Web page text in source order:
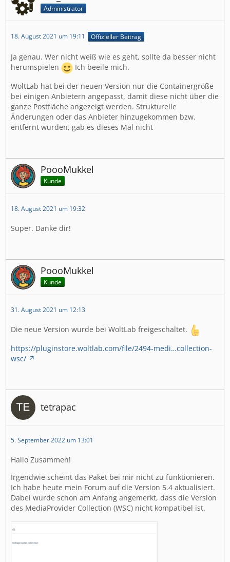
Administrator
18. August 2021 um 19:11 Offizieller Beitrag
Ja genau. Wer nicht weiß wie es geht, sollte da besser nicht
herumspielen
Ich beeile mich.
WoltLab hat bei der neuen Version nur die Containergröße
bei einigen Anbietern angepasst, damit diese nicht über die
ganze Postfläche angezeigt werden. Strukturelle
Änderungen oder das Anbieter hinzugekommen bzw.
entfernt wurden, gab es dieses Mal nicht
PoooMukkel
Kunde
18. August 2021 um 19:32
Super. Danke dir!
PoooMukkel
Kunde
31. August 2021 um 12:13
Die neue Version wurde bei WoltLab freigeschaltet.
https://pluginstore.woltlab.com/file/2494-medi…collection-
wsc/
tetrapac
5. September 2022 um 13:01
Hallo Zusammen!
Irgendwie scheint das Paket bei mir nicht zu funktionieren.
Ich habe heute mein Forum auf die Version 5.4 aktualisiert.
Dabei wurde schon am Anfang angemerkt, dass die Version
des MediaProvider Collection (WSC) nicht kompatibel ist.